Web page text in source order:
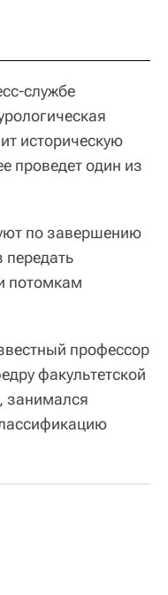
службе
историческую
проведет один из
по завершению
передать
потомкам
профессор
факультетской
занимался